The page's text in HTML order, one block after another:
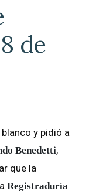
de
y pidió a
Benedetti,
que la
Registraduría